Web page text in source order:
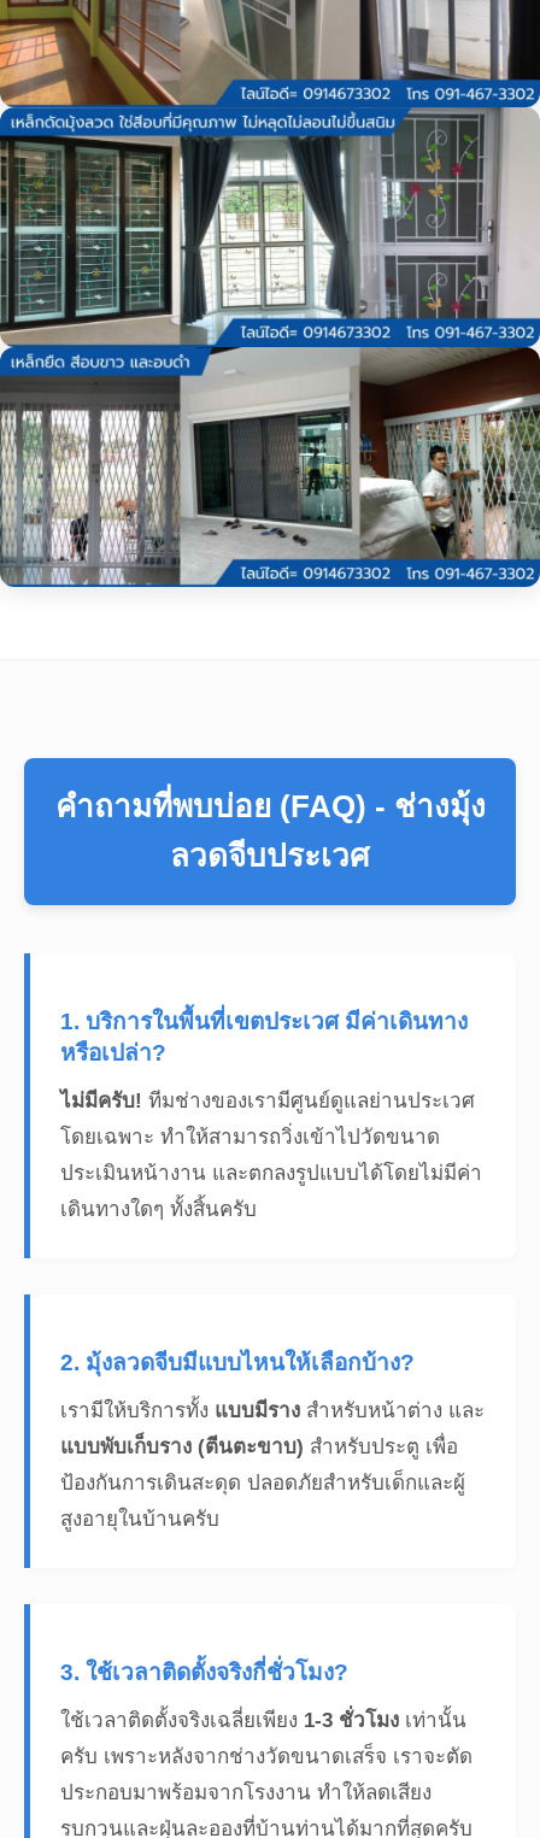
คำถามที่พบบ่อย (FAQ) - ช่างมุ้ง
ลวดจีบประเวศ
1. บริการในพื้นที่เขตประเวศ มีค่าเดินทาง
หรือเปล่า?
ไม่มีครับ! ทีมช่างของเรามีศูนย์ดูแลย่านประเวศ
โดยเฉพาะ ทำให้สามารถวิ่งเข้าไปวัดขนาด
ประเมินหน้างาน และตกลงรูปแบบได้โดยไม่มีค่า
เดินทางใดๆ ทั้งสิ้นครับ
2. มุ้งลวดจีบมีแบบไหนให้เลือกบ้าง?
เรามีให้บริการทั้ง แบบมีราง สำหรับหน้าต่าง และ
แบบพับเก็บราง (ตีนตะขาบ) สำหรับประตู เพื่อ
ป้องกันการเดินสะดุด ปลอดภัยสำหรับเด็กและผู้
สูงอายุในบ้านครับ
3. ใช้เวลาติดตั้งจริงกี่ชั่วโมง?
ใช้เวลาติดตั้งจริงเฉลี่ยเพียง 1-3 ชั่วโมง เท่านั้น
ครับ เพราะหลังจากช่างวัดขนาดเสร็จ เราจะตัด
ประกอบมาพร้อมจากโรงงาน ทำให้ลดเสียง
รบกวนและฝุ่นละอองที่บ้านท่านได้มากที่สุดครับ